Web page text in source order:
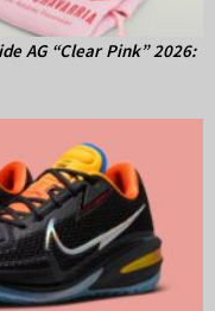
AG “Clear Pink” 2026: